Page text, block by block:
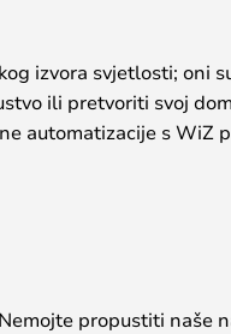
izvora svjetlosti;
ili pretvoriti svoj
automatizacije s
Nemojte propustiti naše